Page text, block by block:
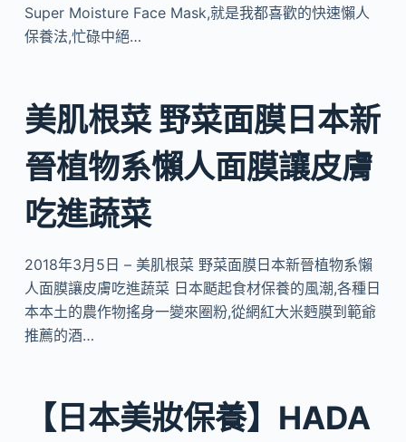
Super Moisture Face Mask,就是我都喜歡的快速懶人
保養法,忙碌中絕…
美肌根菜 野菜面膜日本新
晉植物系懶人面膜讓皮膚
吃進蔬菜
2018年3月5日 – 美肌根菜 野菜面膜日本新晉植物系懶
人面膜讓皮膚吃進蔬菜 日本颳起食材保養的風潮,各種日
本本土的農作物搖身一變來圈粉,從網紅大米麪膜到範爺
推薦的酒…
【日本美妝保養】HADA